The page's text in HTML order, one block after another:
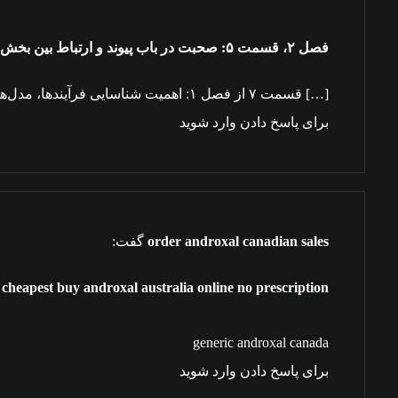
فصل ۲، قسمت ۵: صحبت در باب پيوند و ارتباط بین بخش‌های گوناگون و همچنین کارخانه – پادکست راهبر
[…] قسمت ۷ از فصل ۱: اهمیت شناسایی فرآیندها، مدل‌های شناسایی و چهارچوب‌ها… […]
برای پاسخ دادن وارد شوید
order androxal canadian sales گفت:
cheapest buy androxal australia online no prescription
generic androxal canada
برای پاسخ دادن وارد شوید